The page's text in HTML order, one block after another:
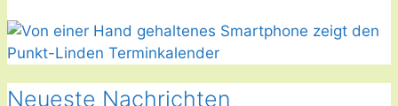
Neueste Nachrichten